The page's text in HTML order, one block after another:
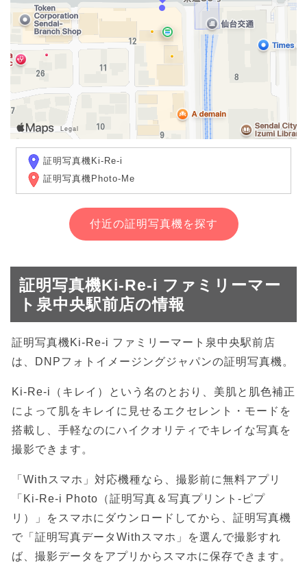
証明写真機Ki-Re-i
証明写真機Photo-Me
付近の証明写真機を探す
証明写真機Ki-Re-i ファミリーマー
ト泉中央駅前店の情報
証明写真機Ki-Re-i ファミリーマート泉中央駅前店
は、DNPフォトイメージングジャパンの証明写真機。
Ki-Re-i（キレイ）という名のとおり、美肌と肌色補正
によって肌をキレイに見せるエクセレント・モードを
搭載し、手軽なのにハイクオリティでキレイな写真を
撮影できます。
「Withスマホ」対応機種なら、撮影前に無料アプリ
「Ki-Re-i Photo（証明写真＆写真プリント-ピプ
リ）」をスマホにダウンロードしてから、証明写真機
で「証明写真データWithスマホ」を選んで撮影すれ
ば、撮影データをアプリからスマホに保存できます。